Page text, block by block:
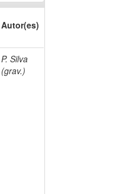
Autor(es)
P. Silva
(grav.)